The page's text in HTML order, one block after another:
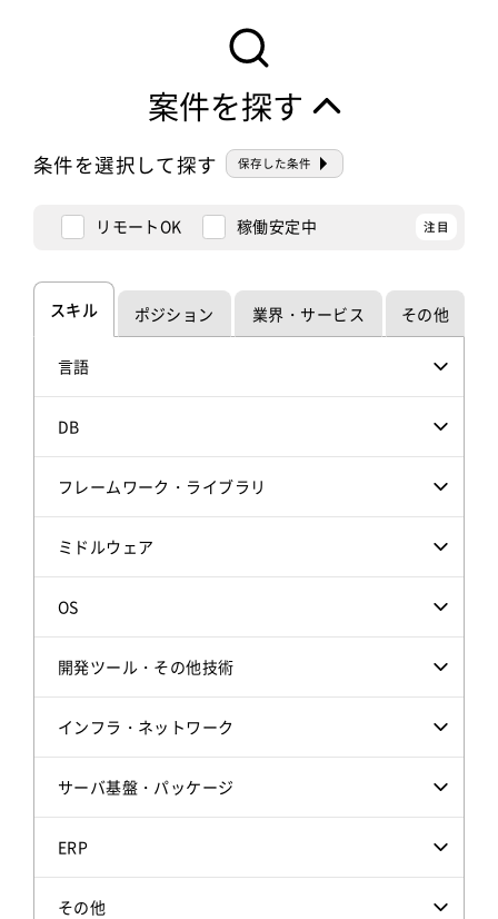
案件を探す
条件を選択して探す 保存した条件
リモートOK 稼働安定中
スキル ポジション 業界・サービス その他
言語
DB
フレームワーク・ライブラリ
ミドルウェア
OS
開発ツール・その他技術
インフラ・ネットワーク
サーバ基盤・パッケージ
ERP
その他